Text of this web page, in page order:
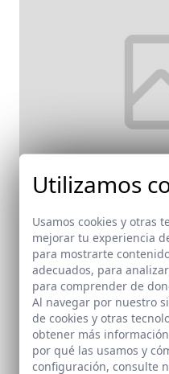
Edificio de Servicios
Tarifa (Cádiz)
Utilizamos
Usamos cookies y otras
mejorar tu experiencia
para mostrarte
adecuados, para
para comprender de
Al navegar por nuestro
de cookies y otras
obtener más
por qué las usamos y
configuración, consulte